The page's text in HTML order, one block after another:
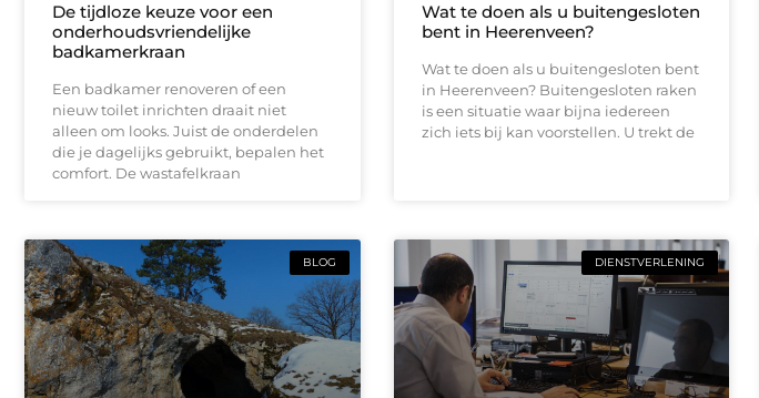
De tijdloze keuze voor een
onderhoudsvriendelijke
badkamerkraan
Een badkamer renoveren of een
nieuw toilet inrichten draait niet
alleen om looks. Juist de onderdelen
die je dagelijks gebruikt, bepalen het
comfort. De wastafelkraan
Wat te doen als u buitengesloten
bent in Heerenveen?
Wat te doen als u buitengesloten bent
in Heerenveen? Buitengesloten raken
is een situatie waar bijna iedereen
zich iets bij kan voorstellen. U trekt de
BLOG DIENSTVERLENING